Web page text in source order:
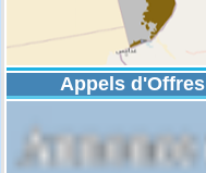
Appels d'Offres